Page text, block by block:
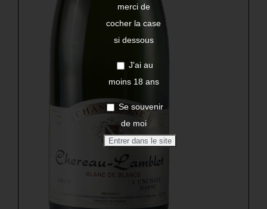
merci de
cocher la case
si dessous
J'ai au
moins 18 ans
Se souvenir
de moi